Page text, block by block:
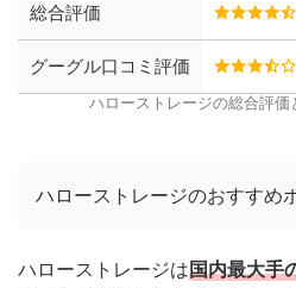
総合評価
グーグル口コミ評価
ハローストレージの総合評価
ハローストレージのおすすめ
ハローストレージは国内最大手